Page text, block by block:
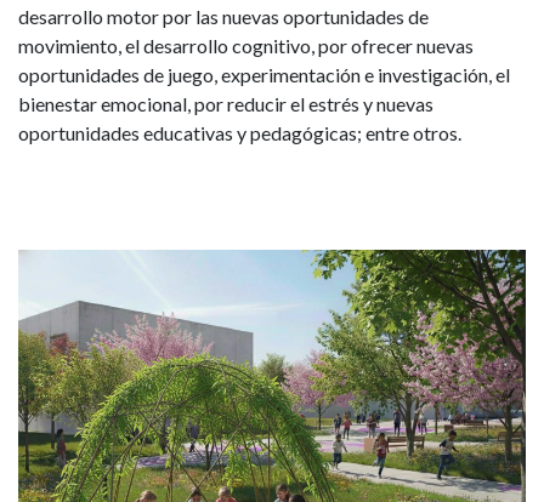
desarrollo motor por las nuevas oportunidades de
movimiento, el desarrollo cognitivo, por ofrecer nuevas
oportunidades de juego, experimentación e investigación, el
bienestar emocional, por reducir el estrés y nuevas
oportunidades educativas y pedagógicas; entre otros.